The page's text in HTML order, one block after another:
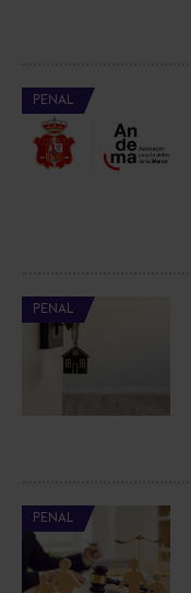
PENAL
PENAL
PENAL